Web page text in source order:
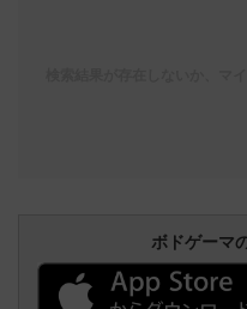
ボドゲーマ